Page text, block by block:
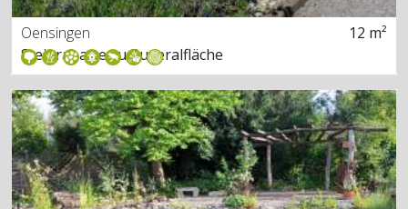
Oensingen
12 m²
Steinrabatte zu Ruderalfläche